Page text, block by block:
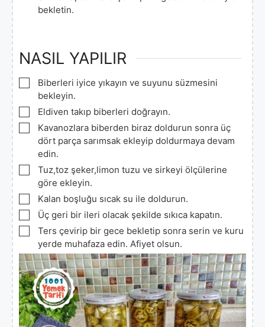
bekletin.
NASIL YAPILIR
▢
Biberleri iyice yıkayın ve suyunu süzmesini
bekleyin.
▢
Eldiven takıp biberleri doğrayın.
▢
Kavanozlara biberden biraz doldurun sonra üç
dört parça sarımsak ekleyip doldurmaya devam
edin.
▢
Tuz,toz şeker,limon tuzu ve sirkeyi ölçülerine
göre ekleyin.
▢
Kalan boşluğu sıcak su ile doldurun.
▢
Üç geri bir ileri olacak şekilde sıkıca kapatın.
▢
Ters çevirip bir gece bekletip sonra serin ve kuru
yerde muhafaza edin. Afiyet olsun.